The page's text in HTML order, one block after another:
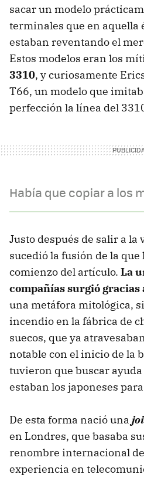
sacar un modelo
terminales que en aquella
estaban reventando el
Estos modelos eran los
3310, y curiosamente
T66, un modelo que
perfección la línea del
Había que copiar a los
Justo después de salir a la
sucedió la fusión de la que
comienzo del artículo. La
compañías surgió gracias
una metáfora mitológica,
incendio en la fábrica de
suecos, que ya
notable con el inicio de la
tuvieron que buscar
estaban los japoneses
De esta forma nació una
en Londres, que basaba
renombre internacional
experiencia en